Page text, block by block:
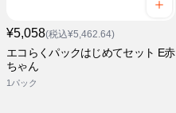
¥5,058(税込¥5,462.64)
エコらくパックはじめてセット E赤
ちゃん
1パック